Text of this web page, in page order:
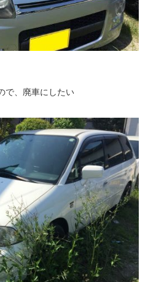
で、廃車にしたい